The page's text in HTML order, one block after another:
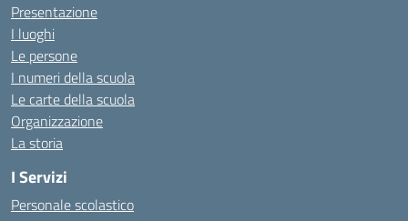
Presentazione
I luoghi
Le persone
I numeri della scuola
Le carte della scuola
Organizzazione
La storia
I Servizi
Personale scolastico